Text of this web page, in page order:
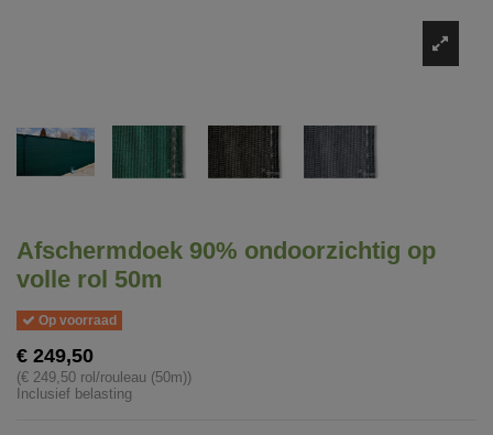
Afschermdoek 90% ondoorzichtig op
volle rol 50m
Op voorraad
€ 249,50
(€ 249,50 rol/rouleau (50m))
Inclusief belasting